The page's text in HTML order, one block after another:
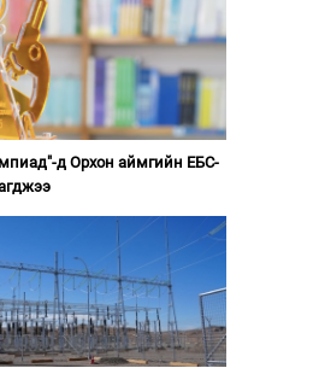
д Орхон аймгийн ЕБС-